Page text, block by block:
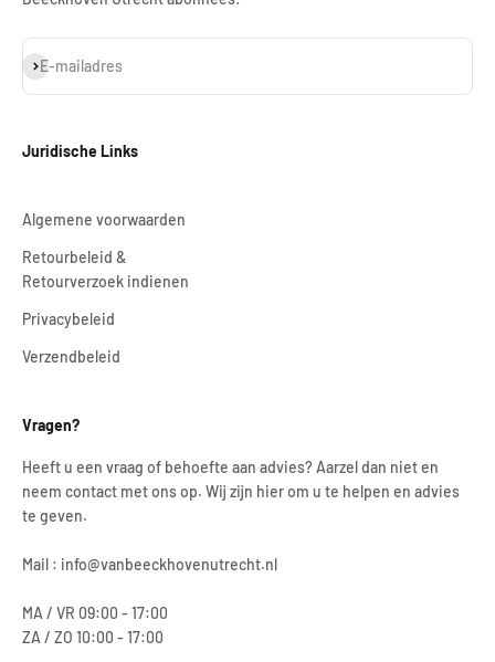
E-mailadres
Abonneren
Juridische Links
Algemene voorwaarden
Retourbeleid &
Retourverzoek indienen
Privacybeleid
Verzendbeleid
Vragen?
Heeft u een vraag of behoefte aan advies? Aarzel dan niet en
neem contact met ons op. Wij zijn hier om u te helpen en advies
te geven.
Mail : info@vanbeeckhovenutrecht.nl
MA / VR 09:00 - 17:00
ZA / ZO 10:00 - 17:00